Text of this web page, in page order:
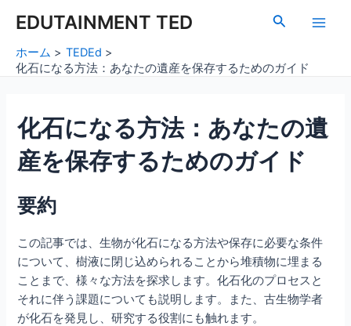
EDUTAINMENT TED
検
Main
ホーム
TEDEd
化石になる方法：あなたの遺産を保存するためのガイド
化石になる方法：あなたの遺
産を保存するためのガイド
要約
この記事では、生物が化石になる方法や保存に必要な条件
について、樹液に閉じ込められることから堆積物に埋まる
ことまで、様々な方法を探求します。化石化のプロセスと
それに伴う課題についても説明します。また、古生物学者
が化石を発見し、研究する役割にも触れます。
navigation